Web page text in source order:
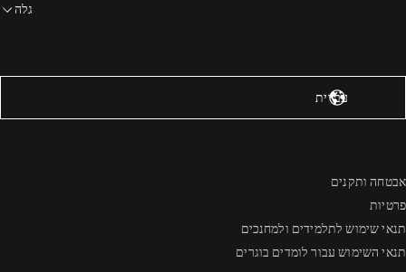
גלה
עברית
אבטחה ותקנים
פרטיות
תנאי שימוש לתלמידים ולמחנכים
תנאי השימוש עבור לומדים בוגרים